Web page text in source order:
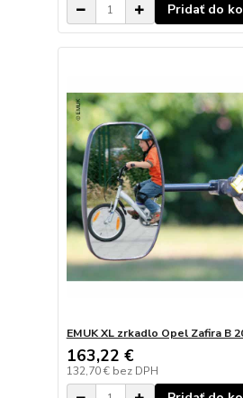
Pridať do
EMUK XL zrkadlo Opel Zafira B
163,22 €
132,70 € bez DPH